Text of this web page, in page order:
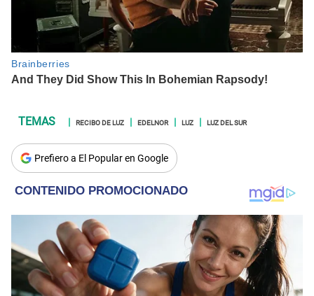
RECIBO DE LUZ EDELNOR LUZ LUZ DEL SUR
Prefiero a El Popular en Google